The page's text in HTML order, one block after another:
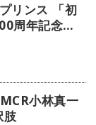
リンス 「初
周年記念モ
小林真一
肢